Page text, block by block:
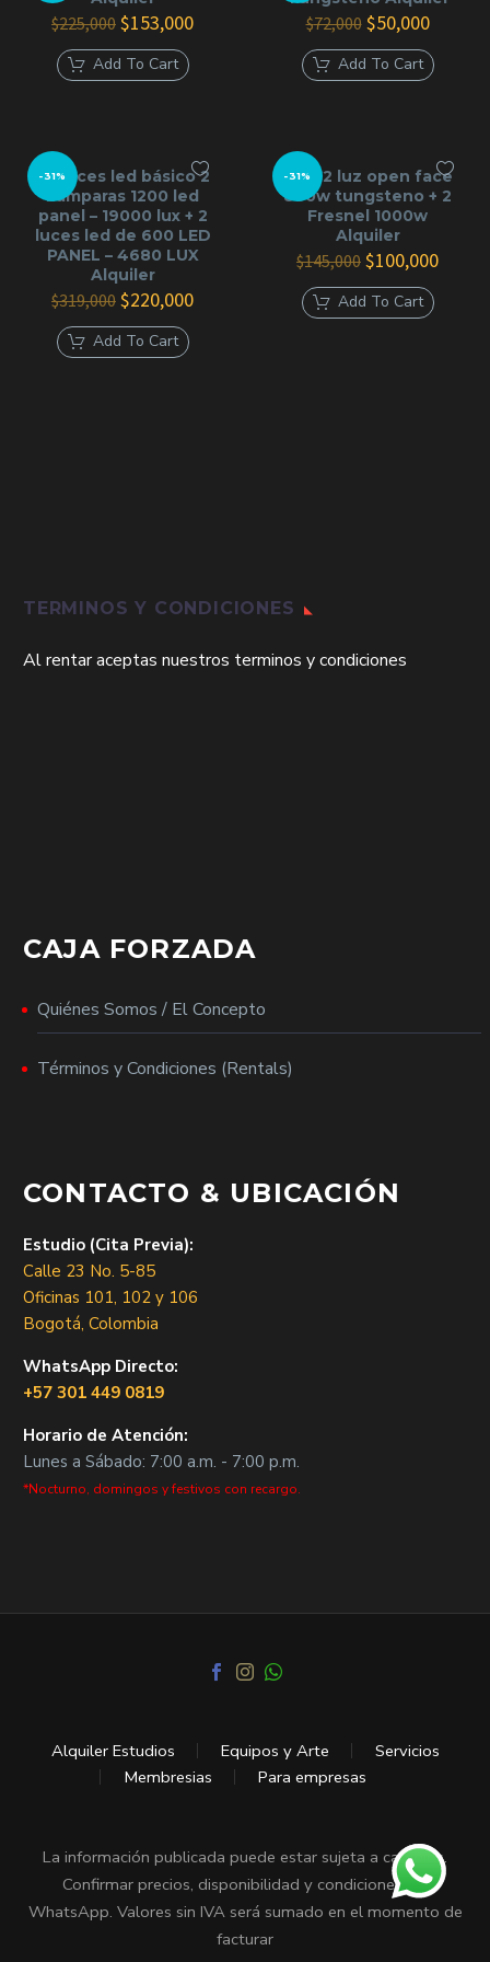
página
de
producto
$225,000 El
precio
original
era:
$153,000El
Add To Cart
$72,000 El
precio
original
era:
$50,000El
actual
es:
Add To Cart
-31%
kit luces led básico 2
Lamparas 1200 led
panel – 19000 lux + 2
luces led de 600 LED
PANEL – 4680 LUX
Alquiler
$319,000 El
precio
original
era:
$220,000El
Add To Cart
-31%
kit x 2 luz open face
800w tungsteno + 2
Fresnel 1000w
Alquiler
$145,000 El
precio
original
era:
$100,000El
Add To Cart
TERMINOS Y CONDICIONES
Al rentar aceptas nuestros terminos y condiciones
CAJA FORZADA
Quiénes Somos / El Concepto
Términos y Condiciones (Rentals)
CONTACTO & UBICACIÓN
Estudio (Cita Previa):
Calle 23 No. 5-85
Oficinas 101, 102 y 106
Bogotá, Colombia
WhatsApp Directo:
+57 301 449 0819
Horario de Atención:
Lunes a Sábado: 7:00 a.m. - 7:00 p.m.
*Nocturno, domingos y festivos con recargo.
Alquiler Estudios Equipos y Arte
Servicios
Membresias
Para empresas
La información publicada puede estar sujeta a cambios.
Confirmar precios, disponibilidad y condiciones vía
WhatsApp. Valores sin IVA será sumado en el momento de
facturar